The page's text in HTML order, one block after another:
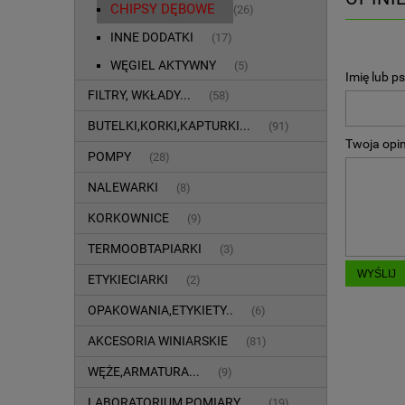
CHIPSY DĘBOWE (26)
INNE DODATKI (17)
WĘGIEL AKTYWNY (5)
FILTRY, WKŁADY... (58)
BUTELKI,KORKI,KAPTURKI... (91)
POMPY (28)
NALEWARKI (8)
KORKOWNICE (9)
TERMOOBTAPIARKI (3)
ETYKIECIARKI (2)
OPAKOWANIA,ETYKIETY.. (6)
AKCESORIA WINIARSKIE (81)
WĘŻE,ARMATURA... (9)
Imię lub
Twoja
WYŚLIJ